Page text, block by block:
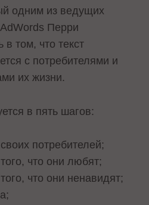
одним из ведущих
Перри
том, что текст
с потребителями и
их жизни.
в пять шагов:
потребителей;
что они любят;
что они ненавидят;